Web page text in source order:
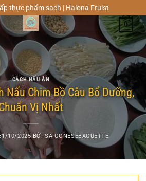
thực phẩm sạch | Halona Fruist
0
CÁCH NẤU ĂN
Nấu Chim Bồ Câu Bổ Dưỡng,
Vị Nhất
10/2025 BỞISAIGONESEBAGUETTE